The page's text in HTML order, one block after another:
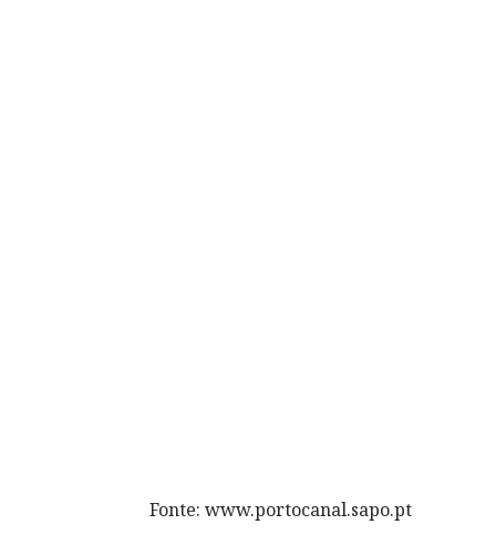
Fonte: www.portocanal.sapo.pt